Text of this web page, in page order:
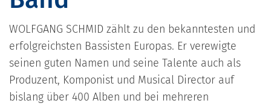
WOLFGANG SCHMID zählt zu den bekanntesten und
erfolgreichsten Bassisten Europas. Er verewigte
seinen guten Namen und seine Talente auch als
Produzent, Komponist und Musical Director auf
bislang über 400 Alben und bei mehreren